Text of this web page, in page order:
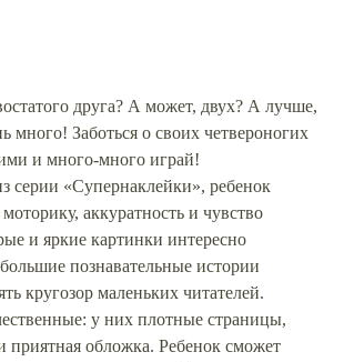
друга? А может, двух? А лучше,
много! Заботься о своих четвероногих
и много-много играй!
серии «Супернаклейки», ребенок
аккуратность и чувство
и яркие картинки интересно
познавательные истории
кругозор маленьких читателей.
у них плотные страницы,
приятная обложка. Ребенок сможет